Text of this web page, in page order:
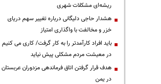
ریشه‌ای مشکلات شهری
هشدار حاجی دلیگانی درباره تغییر سهم دریای
خزر و مخالفت با واگذاری امتیاز
باید افراد کارآمدتر را به کار گرفت/ کاری می کنیم
در معیشت مردم مشکلی پیش نیاید
هدف قرار گرفتن اتاق‌ فرماندهی مزدوران عربستان
در یمن